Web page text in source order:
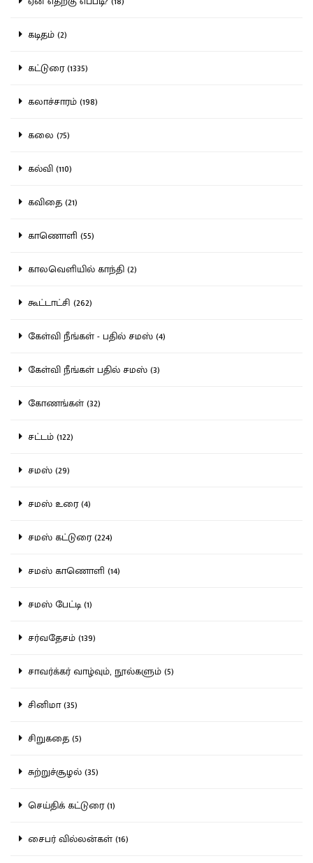
கடிதம் (2)
கட்டுரை (1335)
கலாச்சாரம் (198)
கலை (75)
கல்வி (110)
கவிதை (21)
காணொளி (55)
காலவெளியில் காந்தி (2)
கூட்டாட்சி (262)
கேள்வி நீங்கள் - பதில் சமஸ் (4)
கேள்வி நீங்கள் பதில் சமஸ் (3)
கோணங்கள் (32)
சட்டம் (122)
சமஸ் (29)
சமஸ் உரை (4)
சமஸ் கட்டுரை (224)
சமஸ் காணொளி (14)
சமஸ் பேட்டி (1)
சர்வதேசம் (139)
சாவர்க்கர் வாழ்வும், நூல்களும் (5)
சினிமா (35)
சிறுகதை (5)
சுற்றுச்சூழல் (35)
செய்திக் கட்டுரை (1)
சைபர் வில்லன்கள் (16)